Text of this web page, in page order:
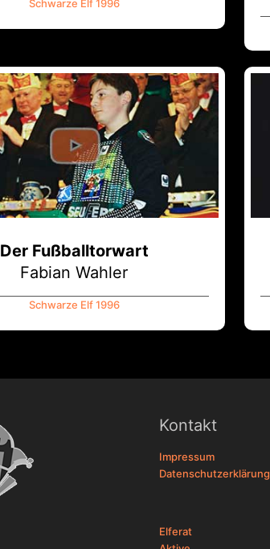
Schwarze Elf 1996
Der Fußballtorwart
Fabian Wahler
Schwarze Elf 1996
Kontakt
Impressum
Datenschutzerklärung
Elferat